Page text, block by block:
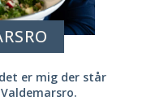
er mig der står